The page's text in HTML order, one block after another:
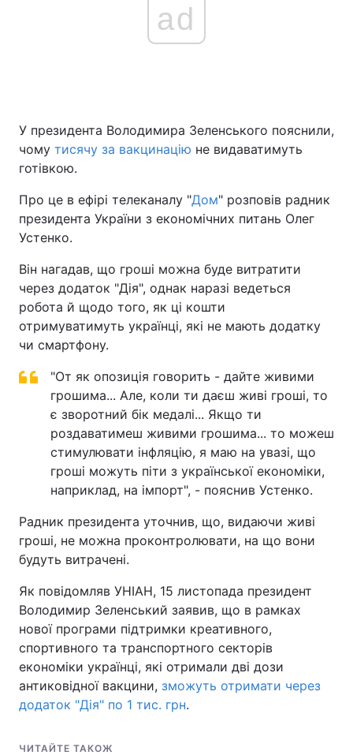
ad
У президента Володимира Зеленського пояснили,
чому тисячу за вакцинацію не видаватимуть
готівкою.
Про це в ефірі телеканалу "Дом" розповів радник
президента України з економічних питань Олег
Устенко.
Він нагадав, що гроші можна буде витратити
через додаток "Дія", однак наразі ведеться
робота й щодо того, як ці кошти
отримуватимуть українці, які не мають додатку
чи смартфону.
"От як опозиція говорить - дайте живими
грошима... Але, коли ти даєш живі гроші, то
є зворотний бік медалі... Якщо ти
роздаватимеш живими грошима... то можеш
стимулювати інфляцію, я маю на увазі, що
гроші можуть піти з української економіки,
наприклад, на імпорт", - пояснив Устенко.
Радник президента уточнив, що, видаючи живі
гроші, не можна проконтролювати, на що вони
будуть витрачені.
Як повідомляв УНІАН, 15 листопада президент
Володимир Зеленський заявив, що в рамках
нової програми підтримки креативного,
спортивного та транспортного секторів
економіки українці, які отримали дві дози
антиковідної вакцини, зможуть отримати через
додаток "Дія" по 1 тис. грн.
ЧИТАЙТЕ ТАКОЖ